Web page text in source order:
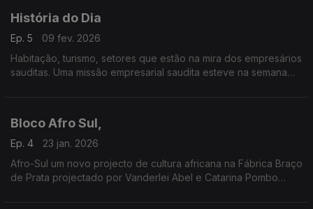
História do Dia
Ep. 5
09 fev. 2026
Habitação, turismo, setores que estão na mira dos empresários
sauditas. Uma missão empresarial saudita esteve na semana
Bloco Afro Sul,
Ep. 4
23 jan. 2026
Afro-Sul um novo projecto de cultura africana na Fábrica Braço
de Prata projectado por Vanderlei Abel e Catarina Pombo